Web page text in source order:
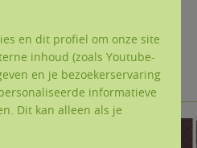
(ppt) van de 4ingen op Ten
en dit profiel om onze site
inhoud (zoals Youtube-
en je bezoekerservaring
informatieve
Dit kan alleen als je